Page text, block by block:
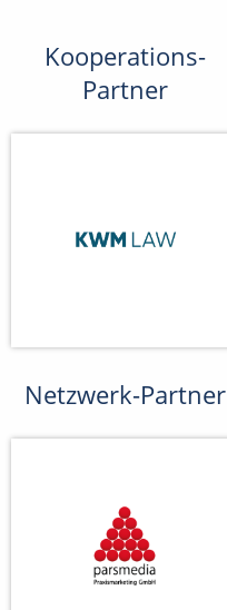
Kooperations-
Partner
Netzwerk-Partner